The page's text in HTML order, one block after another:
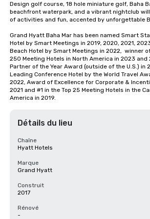
Design golf course, 18 hole miniature golf, Baha
beachfront waterpark, and a vibrant nightclub
of activities and fun, accented by unforgettable
Grand Hyatt Baha Mar has been named Smart
Hotel by Smart Meetings in 2019, 2020, 2021,
Beach Hotel by Smart Meetings in 2022,  winner
250 Meeting Hotels in North America in 2023 and
Partner of the Year Award (outside of the U.S.) in
Leading Conference Hotel by the World Travel
2022, Award of Excellence for Corporate &
2021 and #1 in the Top 25 Meeting Hotels in the
America in 2019.
Détails du lieu
Chaîne
Hyatt Hotels
Marque
Grand Hyatt
Construit
2017
Rénové
-